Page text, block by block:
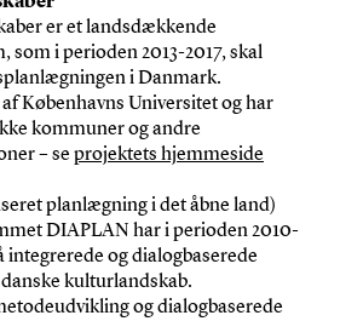
er et landsdækkende
som i perioden 2013-2017, skal
i Danmark.
Københavns Universitet og har
kommuner og andre
– se projektets hjemmeside
planlægning i det åbne land)
DIAPLAN har i perioden 2010-
integrerede og dialogbaserede
kulturlandskab.
og dialogbaserede